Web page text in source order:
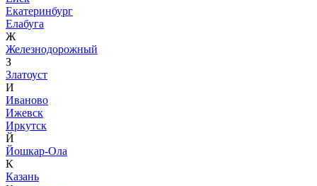
Екатеринбург
Елабуга
Ж
Железнодорожный
З
Златоуст
И
Иваново
Ижевск
Иркутск
Й
Йошкар-Ола
К
Казань